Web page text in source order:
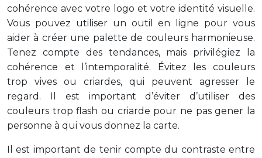
cohérence avec votre logo et votre identité visuelle.
Vous pouvez utiliser un outil en ligne pour vous
aider à créer une palette de couleurs harmonieuse.
Tenez compte des tendances, mais privilégiez la
cohérence et l’intemporalité. Évitez les couleurs
trop vives ou criardes, qui peuvent agresser le
regard. Il est important d’éviter d’utiliser des
couleurs trop flash ou criarde pour ne pas gener la
personne à qui vous donnez la carte.
Il est important de tenir compte du contraste entre